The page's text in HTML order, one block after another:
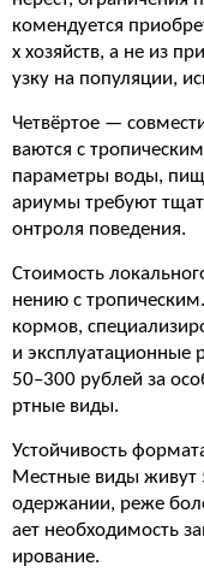
комендуется
х хозяйств, а не из
узку на популяции,
Четвёртое —
ваются с
параметры воды,
ариумы требуют
онтроля поведения.
Стоимость
нению с
кормов,
и эксплуатационные
50–300 рублей за
ртные виды.
Устойчивость
Местные виды живут
одержании, реже
ает необходимость
ирование.